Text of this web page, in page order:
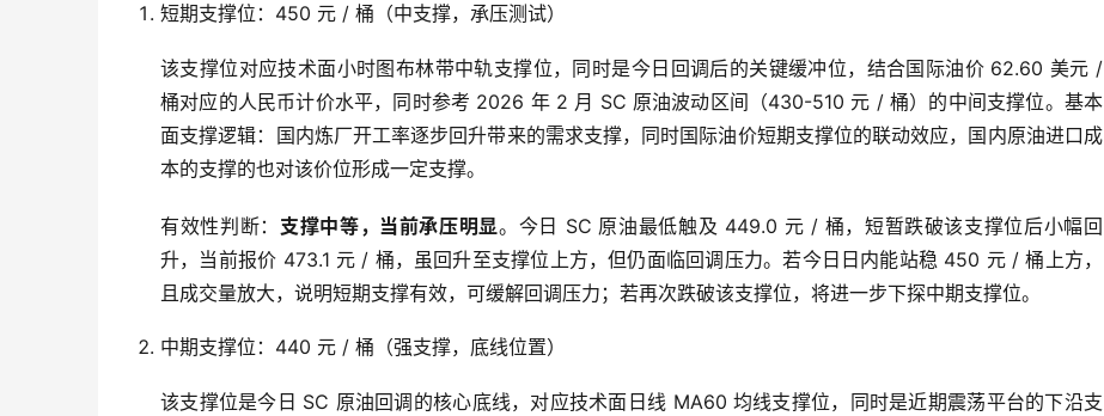
短期支撑位：450 元 / 桶（中支撑，承压测试）
该支撑位对应技术面小时图布林带中轨支撑位，同时是今日回调后的关键缓冲位，结合国际油价 62.60 美元 /
桶对应的人民币计价水平，同时参考 2026 年 2 月 SC 原油波动区间（430-510 元 / 桶）的中间支撑位。基本
面支撑逻辑：国内炼厂开工率逐步回升带来的需求支撑，同时国际油价短期支撑位的联动效应，国内原油进口成
本的支撑的也对该价位形成一定支撑。
有效性判断： 支撑中等，当前承压明显。今日 SC 原油最低触及 449.0 元 / 桶，短暂跌破该支撑位后小幅回
升，当前报价 473.1 元 / 桶，虽回升至支撑位上方，但仍面临回调压力。若今日日内能站稳 450 元 / 桶上方，
且成交量放大，说明短期支撑有效，可缓解回调压力；若再次跌破该支撑位，将进一步下探中期支撑位。
中期支撑位：440 元 / 桶（强支撑，底线位置）
该支撑位是今日 SC 原油回调的核心底线，对应技术面日线 MA60 均线支撑位，同时是近期震荡平台的下沿支